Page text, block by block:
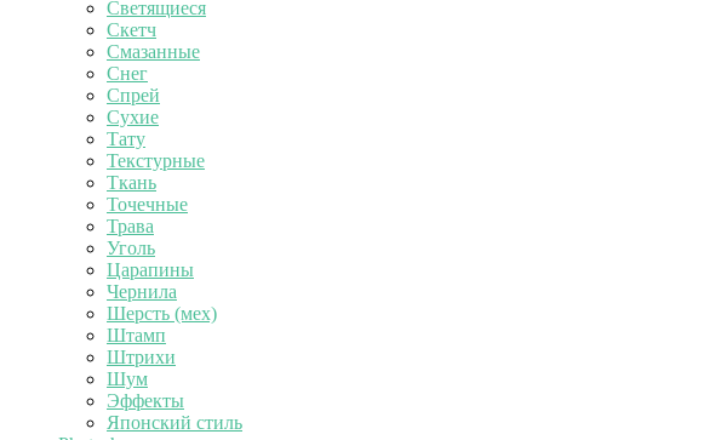
Светящиеся
Скетч
Смазанные
Снег
Спрей
Сухие
Тату
Текстурные
Ткань
Точечные
Трава
Уголь
Царапины
Чернила
Шерсть (мех)
Штамп
Штрихи
Шум
Эффекты
Японский стиль